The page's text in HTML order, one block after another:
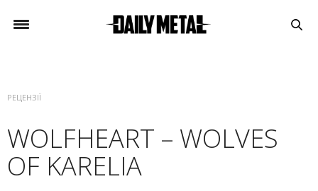
РЕЦЕНЗІЇ
WOLFHEART – WOLVES
OF KARELIA